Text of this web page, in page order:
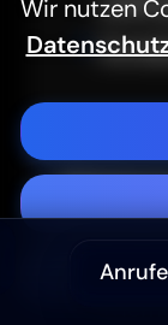
AaSans
Wir nutzen